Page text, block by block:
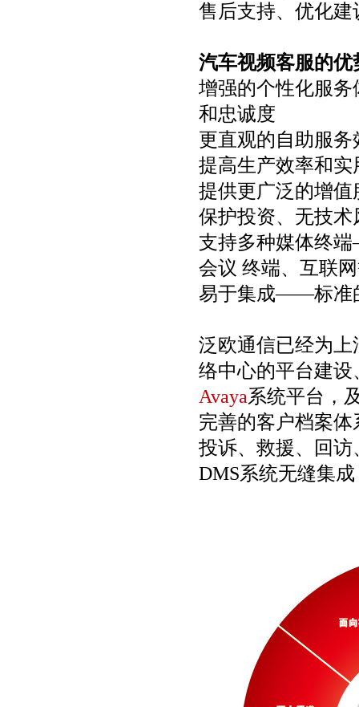
售后支持、优化建
汽车视频客服的优
增强的个性化服
和忠诚度
更直观的自助服
提高生产效率和
提供更广泛的增
保护投资、无技
支持多种媒体终
会议 终端、互联
易于集成——标准
泛欧通信已经为
络中心的平台建
Avaya系统平台，
完善的客户档案
投诉、救援、回
DMS系统无缝集